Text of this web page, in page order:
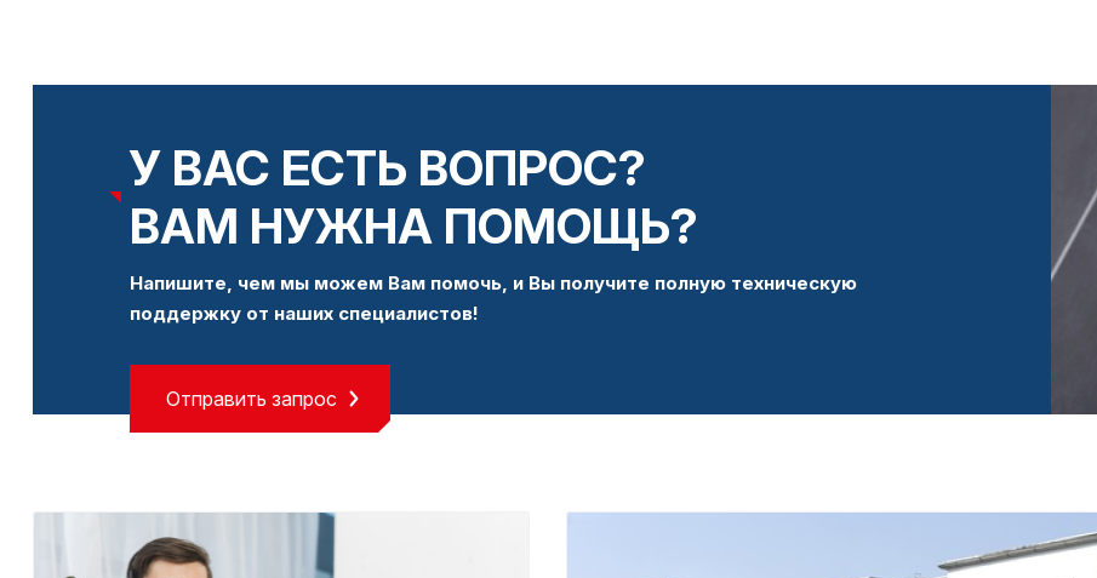
У ВАС ЕСТЬ ВОПРОС?
ВАМ НУЖНА ПОМОЩЬ?
Напишите, чем мы можем Вам помочь, и Вы получите полную техническую
поддержку от наших специалистов!
Отправить запрос